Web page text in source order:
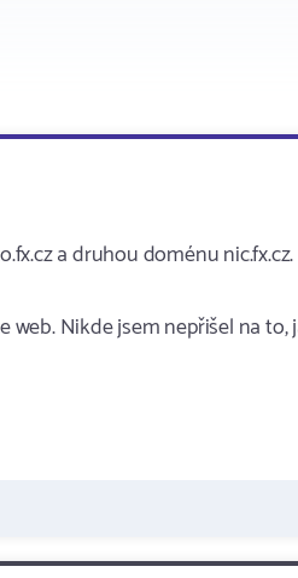
a druhou doménu nic.fx.cz.
Nikde jsem nepřišel na